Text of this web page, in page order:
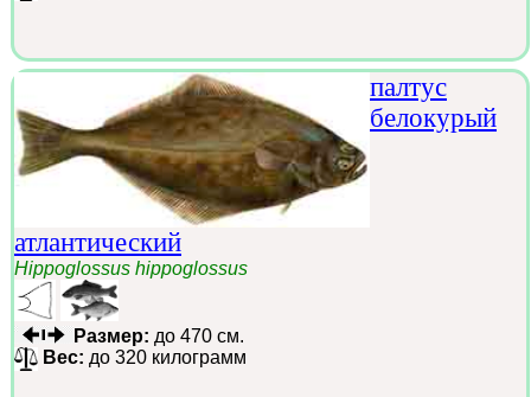
палтус
белокурый
атлантический
Hippoglossus hippoglossus
Размер: до 470 см.
Вес: до 320 килограмм